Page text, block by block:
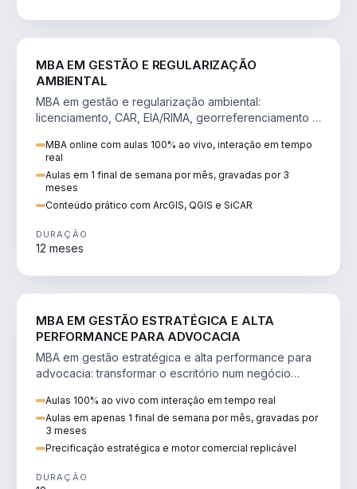
MBA EM GESTÃO E REGULARIZAÇÃO
AMBIENTAL
MBA em gestão e regularização ambiental:
licenciamento, CAR, EIA/RIMA, georreferenciamento e
MBA online com aulas 100% ao vivo, interação em tempo
real
Aulas em 1 final de semana por mês, gravadas por 3
meses
Conteúdo prático com ArcGIS, QGIS e SiCAR
DURAÇÃO
12 meses
MBA EM GESTÃO ESTRATÉGICA E ALTA
PERFORMANCE PARA ADVOCACIA
MBA em gestão estratégica e alta performance para
advocacia: transformar o escritório num negócio
Aulas 100% ao vivo com interação em tempo real
Aulas em apenas 1 final de semana por mês, gravadas por
3 meses
Precificação estratégica e motor comercial replicável
DURAÇÃO